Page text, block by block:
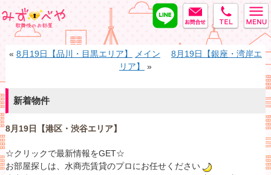
tel
MAIL
LINE
« 8月19日【品川・目黒エリア】 メイン
8月19日【銀座・湾岸エ
リア】
»
新着物件
8月19日【港区・渋谷エリア】
☆クリックで最新情報をGET☆
お部屋探しは、水商売賃貸のプロにお任せください